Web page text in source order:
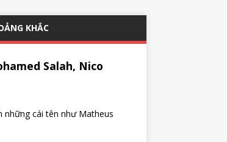
KHẮC
Salah, Nico
những cái tên như Matheus